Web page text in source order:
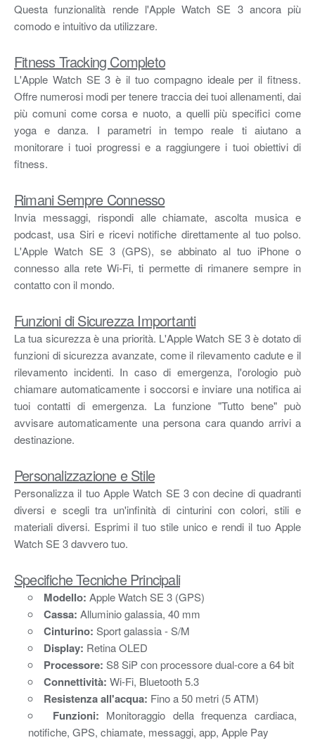
Questa funzionalità rende l'Apple Watch SE 3 ancora più
comodo e intuitivo da utilizzare.
Fitness Tracking Completo
L'Apple Watch SE 3 è il tuo compagno ideale per il fitness.
Offre numerosi modi per tenere traccia dei tuoi allenamenti, dai
più comuni come corsa e nuoto, a quelli più specifici come
yoga e danza. I parametri in tempo reale ti aiutano a
monitorare i tuoi progressi e a raggiungere i tuoi obiettivi di
fitness.
Rimani Sempre Connesso
Invia messaggi, rispondi alle chiamate, ascolta musica e
podcast, usa Siri e ricevi notifiche direttamente al tuo polso.
L'Apple Watch SE 3 (GPS), se abbinato al tuo iPhone o
connesso alla rete Wi-Fi, ti permette di rimanere sempre in
contatto con il mondo.
Funzioni di Sicurezza Importanti
La tua sicurezza è una priorità. L'Apple Watch SE 3 è dotato di
funzioni di sicurezza avanzate, come il rilevamento cadute e il
rilevamento incidenti. In caso di emergenza, l'orologio può
chiamare automaticamente i soccorsi e inviare una notifica ai
tuoi contatti di emergenza. La funzione "Tutto bene" può
avvisare automaticamente una persona cara quando arrivi a
destinazione.
Personalizzazione e Stile
Personalizza il tuo Apple Watch SE 3 con decine di quadranti
diversi e scegli tra un'infinità di cinturini con colori, stili e
materiali diversi. Esprimi il tuo stile unico e rendi il tuo Apple
Watch SE 3 davvero tuo.
Specifiche Tecniche Principali
Modello: Apple Watch SE 3 (GPS)
Cassa: Alluminio galassia, 40 mm
Cinturino: Sport galassia - S/M
Display: Retina OLED
Processore: S8 SiP con processore dual-core a 64 bit
Connettività: Wi-Fi, Bluetooth 5.3
Resistenza all'acqua: Fino a 50 metri (5 ATM)
Funzioni: Monitoraggio della frequenza cardiaca,
notifiche, GPS, chiamate, messaggi, app, Apple Pay